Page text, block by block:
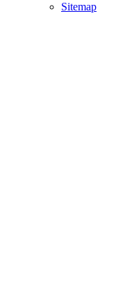
Sitemap